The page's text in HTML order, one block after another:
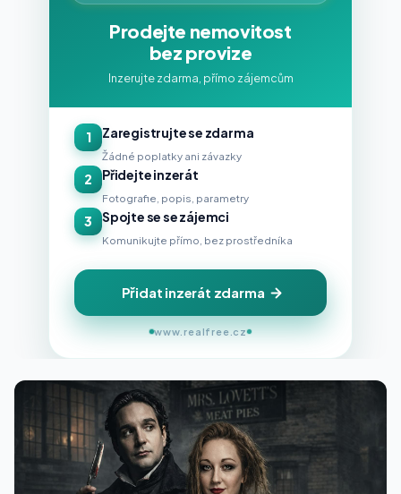
Prodejte nemovitost
bez provize
Inzerujte zdarma, přímo zájemcům
1 Zaregistrujte se zdarma
Žádné poplatky ani závazky
2 Přidejte inzerát
Fotografie, popis, parametry
3 Spojte se se zájemci
Komunikujte přímo, bez prostředníka
Přidat inzerát zdarma
www.realfree.cz